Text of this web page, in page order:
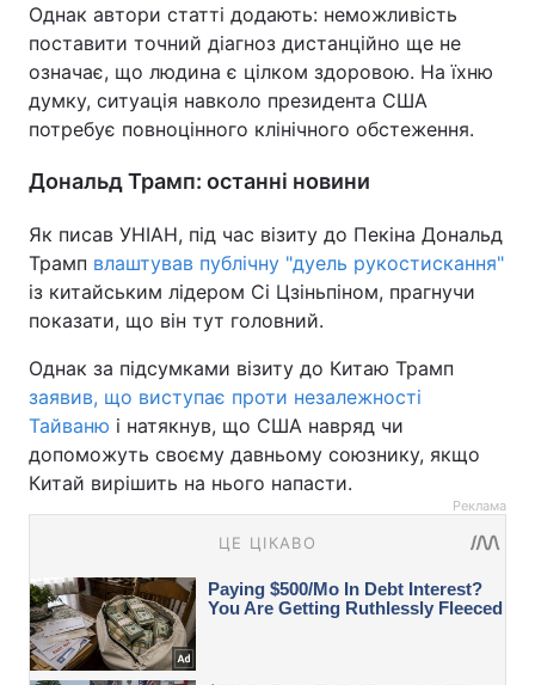
Однак автори статті додають: неможливість
поставити точний діагноз дистанційно ще не
означає, що людина є цілком здоровою. На їхню
думку, ситуація навколо президента США
потребує повноцінного клінічного обстеження.
Дональд Трамп: останні новини
Як писав УНІАН, під час візиту до Пекіна Дональд
Трамп влаштував публічну "дуель рукостискання"
із китайським лідером Сі Цзіньпіном, прагнучи
показати, що він тут головний.
Однак за підсумками візиту до Китаю Трамп
заявив, що виступає проти незалежності
Тайваню і натякнув, що США навряд чи
допоможуть своєму давньому союзнику, якщо
Китай вирішить на нього напасти.
Реклама